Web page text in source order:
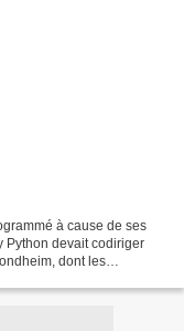
à cause de ses
Python devait codiriger
dont les